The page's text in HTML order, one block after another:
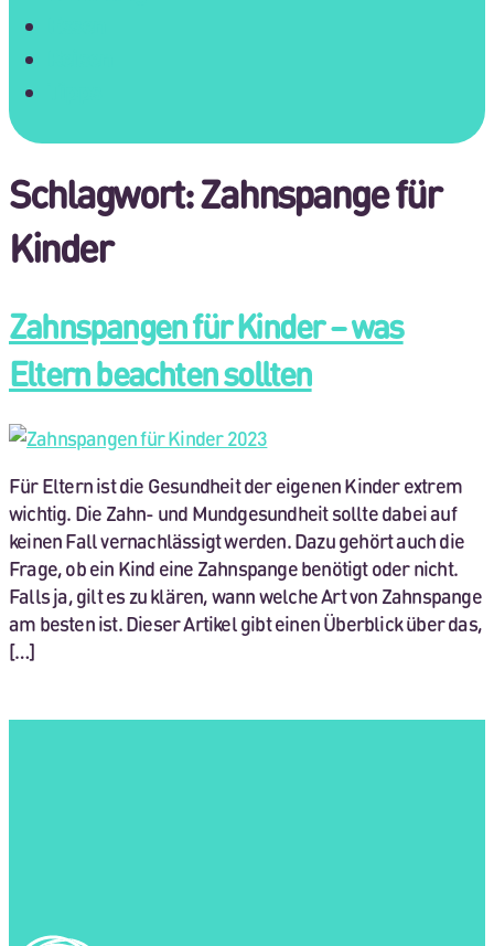
Schlagwort:Zahnspange für
Kinder
Zahnspangen für Kinder – was
Eltern beachten sollten
Für Eltern ist die Gesundheit der eigenen Kinder extrem
wichtig. Die Zahn- und Mundgesundheit sollte dabei auf
keinen Fall vernachlässigt werden. Dazu gehört auch die
Frage, ob ein Kind eine Zahnspange benötigt oder nicht.
Falls ja, gilt es zu klären, wann welche Art von Zahnspange
am besten ist. Dieser Artikel gibt einen Überblick über das,
[…]